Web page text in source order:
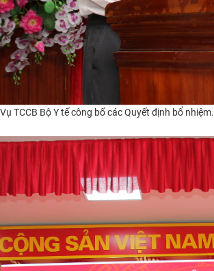
TCCB Bộ Y tế công bố các Quyết định bổ nhiệm.